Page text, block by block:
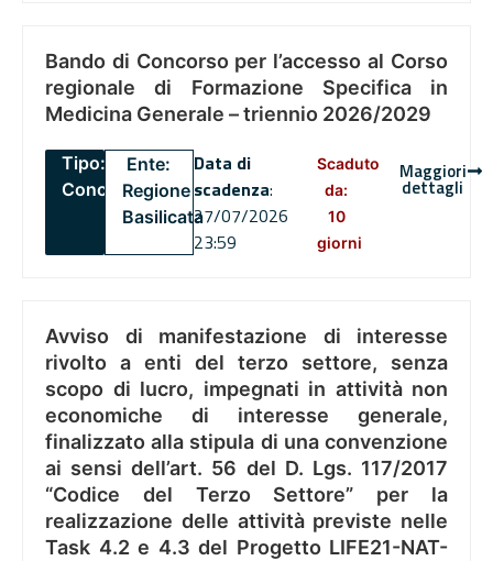
Bando di Concorso per l’accesso al Corso
regionale di Formazione Specifica in
Medicina Generale – triennio 2026/2029
Tipo:
Concorsi
Ente:
Regione
Basilicata
Data di
scadenza:
27/07/2026
23:59
Scaduto
da:
10
giorni
Maggiori
dettagli
Avviso di manifestazione di interesse
rivolto a enti del terzo settore, senza
scopo di lucro, impegnati in attività non
economiche di interesse generale,
finalizzato alla stipula di una convenzione
ai sensi dell’art. 56 del D. Lgs. 117/2017
“Codice del Terzo Settore” per la
realizzazione delle attività previste nelle
Task 4.2 e 4.3 del Progetto LIFE21-NAT-